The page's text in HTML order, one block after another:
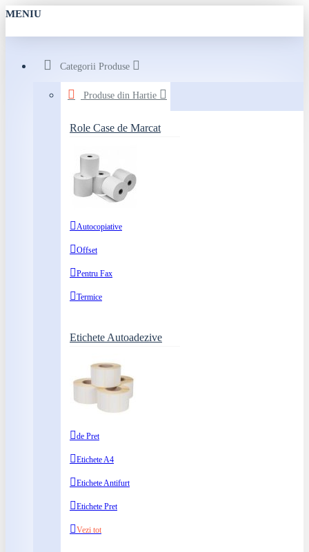
MENIU
Categorii Produse
Produse din Hartie
Role Case de Marcat
Autocopiative
Offset
Pentru Fax
Termice
Etichete Autoadezive
de Pret
Etichete A4
Etichete Antifurt
Etichete Pret
Vezi tot